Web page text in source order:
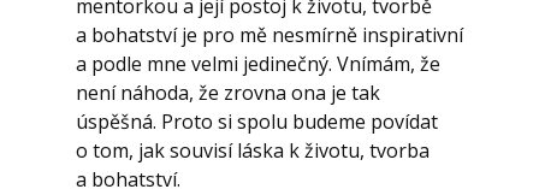
mentorkou a její postoj k životu, tvorbě
a bohatství je pro mě nesmírně inspirativní
a podle mne velmi jedinečný. Vnímám, že
není náhoda, že zrovna ona je tak
úspěšná. Proto si spolu budeme povídat
o tom, jak souvisí láska k životu, tvorba
a bohatství.